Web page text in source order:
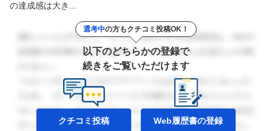
の達成感は大き...
選考中の方もクチコミ投稿OK！
以下のどちらかの登録で
続きをご覧いただけます
クチコミ投稿 Web履歴書の登録